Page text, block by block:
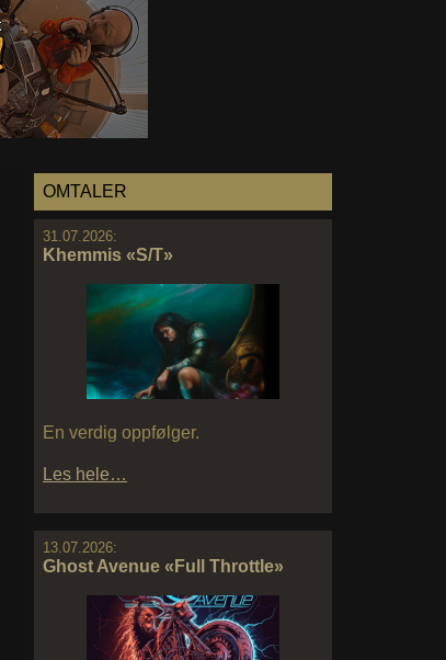
OMTALER
31.07.2026:
Khemmis «S/T»
En verdig oppfølger.
Les hele…
13.07.2026:
Ghost Avenue «Full Throttle»